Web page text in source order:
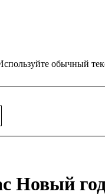
обычный
Новый